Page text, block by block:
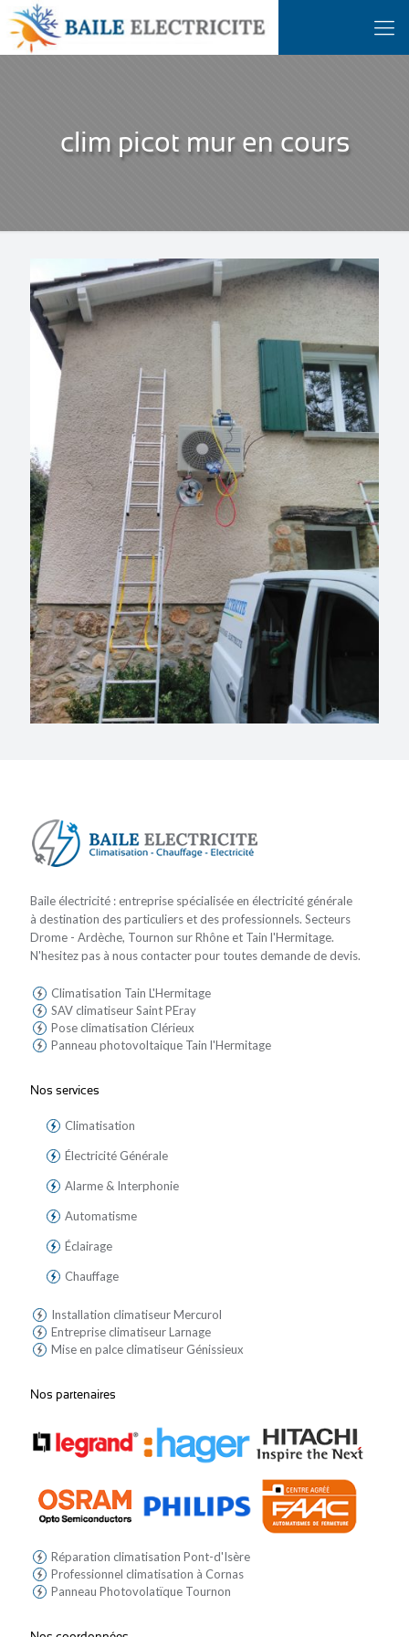
clim picot mur en cours
Baile électricité : entreprise spécialisée en électricité générale
à destination des particuliers et des professionnels. Secteurs
Drome - Ardèche, Tournon sur Rhône et Tain l'Hermitage.
N'hesitez pas à nous contacter pour toutes demande de devis.
Climatisation Tain L'Hermitage
SAV climatiseur Saint PEray
Pose climatisation Clérieux
Panneau photovoltaique Tain l'Hermitage
Nos services
Climatisation
Électricité Générale
Alarme & Interphonie
Automatisme
Éclairage
Chauffage
Installation climatiseur Mercurol
Entreprise climatiseur Larnage
Mise en palce climatiseur Génissieux
Nos partenaires
Réparation climatisation Pont-d'Isère
Professionnel climatisation à Cornas
Panneau Photovolatïque Tournon